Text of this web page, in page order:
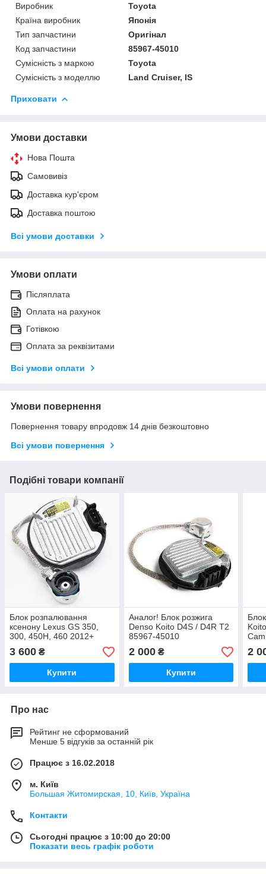
Виробник
Toyota
Країна виробник
Японія
Тип запчастини
Оригінал
Код запчастини
85967-45010
Сумісність з маркою
Toyota
Сумісність з моделлю
Land Cruiser, IS
Приховати
Умови доставки
Нова Пошта
Самовивіз
Доставка кур'єром
Доставка поштою
Всі умови доставки
Умови оплати
Післяплата
Оплата на рахунок
Готівкою
Оплата за реквізитами
Всі умови оплати
Умови повернення
Повернення товару впродовж 14 днів безкоштовно
Всі умови повернення
Подібні товари компанії
Блок розпалювання
ксенону Lexus GS 350,
300, 450H, 460 2012+
3 600 ₴
Купити
Аналог! Блок розжига
Denso Koito D4S / D4R T2
85967-45010
2 000₴
Купити
2
Про нас
Рейтинг не сформований
Менше 5 відгуків за останній рік
Працює з 16.02.2018
м. Київ
Большая Житомирская, 10, Київ, Україна
Контакти
Сьогодні працює з 10:00 до 20:00
Показати весь графік роботи